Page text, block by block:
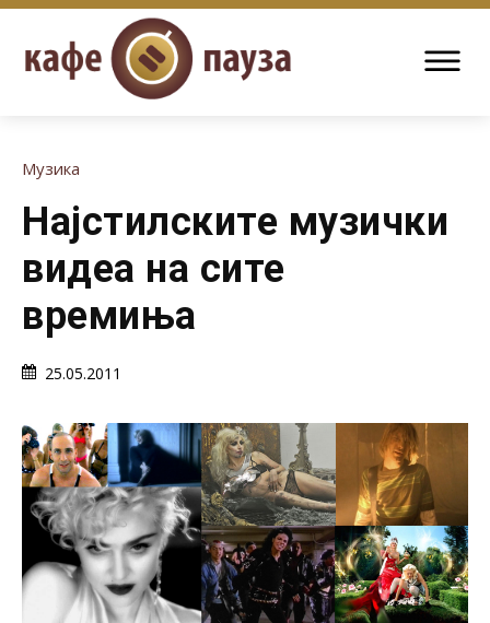
Музика
Најстилските музички
видеа на сите
времиња
25.05.2011